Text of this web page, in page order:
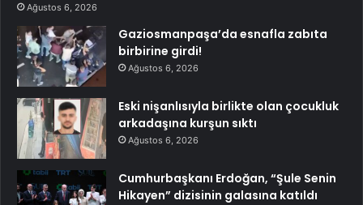
Ağustos 6, 2026
Gaziosmanpaşa’da esnafla zabıta
birbirine girdi!
Ağustos 6, 2026
Eski nişanlısıyla birlikte olan çocukluk
arkadaşına kurşun sıktı
Ağustos 6, 2026
Cumhurbaşkanı Erdoğan, “Şule Senin
Hikayen” dizisinin galasına katıldı